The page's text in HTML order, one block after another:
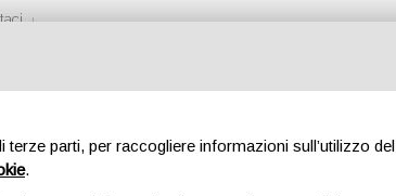
terze parti, per raccogliere informazioni sull’utilizzo
.